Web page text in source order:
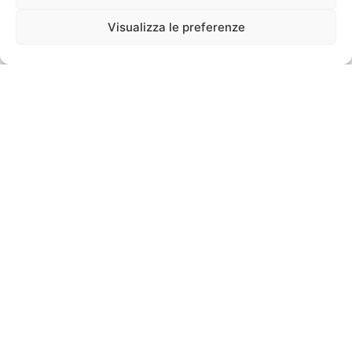
Visualizza le preferenze